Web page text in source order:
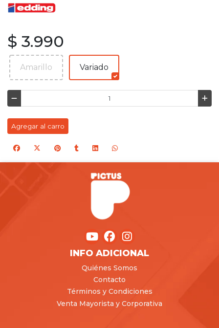
$ 3.990
Amarillo Variado
Agregar al carro
INFO ADICIONAL
Quiénes Somos
Contacto
Términos y Condiciones
Venta Mayorista y Corporativa